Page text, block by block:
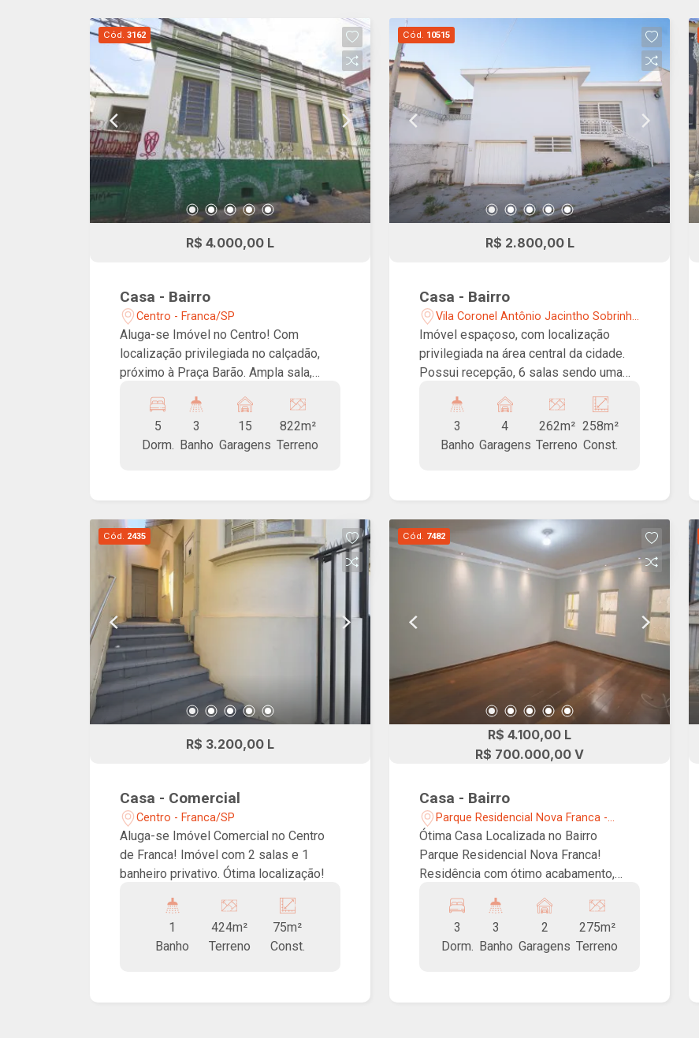
Cód. 3162
R$ 4.000,00 L
Casa - Bairro
Centro - Franca/SP
Aluga-se Imóvel no Centro! Com
localização privilegiada no calçadão,
próximo à Praça Barão. Ampla sala,
Estacionamento para 15 carros!
5
Dorm.
3
Banho
15
Garagens
822m²
Terreno
Cód. 10515
R$ 2.800,00 L
Casa - Bairro
Vila Coronel Antônio Jacintho Sobrinho
- Franca/SP
Imóvel espaçoso, com localização
privilegiada na área central da cidade.
Possui recepção, 6 salas sendo uma
banheiros e garagem coberta para
quatro carros.
3
Banho
4
Garagens
262m²
Terreno
258m²
Const.
Cód. 2435
R$ 3.200,00 L
Casa - Comercial
Centro - Franca/SP
Aluga-se Imóvel Comercial no Centro
de Franca! Imóvel com 2 salas e 1
banheiro privativo. Ótima localização!
1
Banho
424m²
Terreno
75m²
Const.
Cód. 7482
R$ 4.100,00 L
R$ 700.000,00 V
Casa - Bairro
Parque Residencial Nova Franca -
Franca/SP
Ótima Casa Localizada no Bairro
Parque Residencial Nova Franca!
Residência com ótimo acabamento,
com closet e banheira, sala de TV e
jantar, cozinha completa em armários,
lavanderia, banheiro social, espaço
de garagem cobertas.
3
Dorm.
3
Banho
2
Garagens
275m²
Terreno